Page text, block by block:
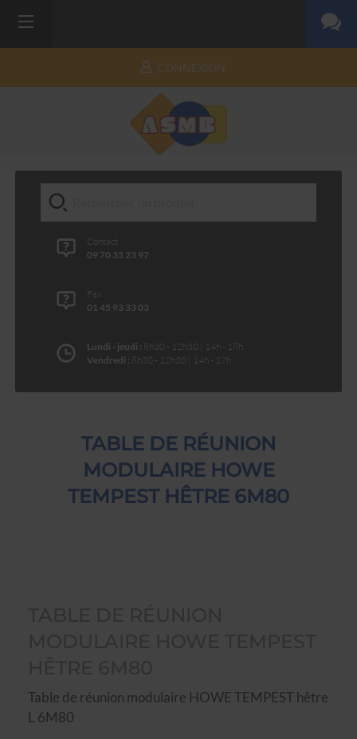
CONNEXION
Contact
09 70 35 23 97
Fax
01 45 93 33 03
Lundi - jeudi : 8h30 - 12h30 | 14h - 18h
Vendredi : 8h30 - 12h30 | 14h - 17h
TABLE DE RÉUNION
MODULAIRE HOWE
TEMPEST HÊTRE 6M80
Table de réunion modulaire HOWE TEMPEST hêtre
L 6M80